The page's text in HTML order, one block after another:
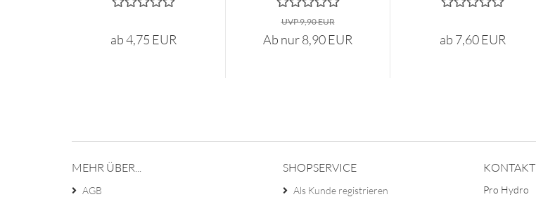
ab 4,75 EUR
UVP 9,90 EUR
Ab nur 8,90 EUR ab 7,60 EUR
MEHR ÜBER...
AGB
SHOPSERVICE
Als Kunde registrieren
KONTAKT
Pro Hydro